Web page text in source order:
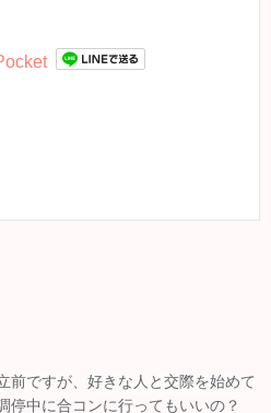
前ですが、好きな人と交際を始めて
停中に合コンに行ってもいいの？